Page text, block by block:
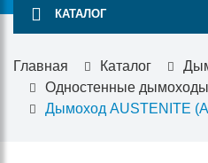
КАТАЛОГ
Главная Каталог
Одностенные дымоходы
Дымоход AUSTENITE